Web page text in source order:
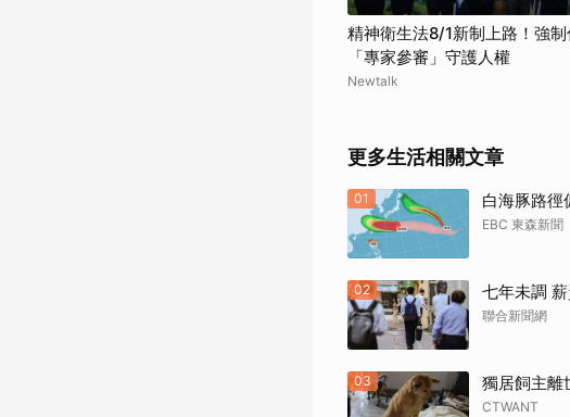
精神衛生法8/1新制上路！強
「專家參審」守護人權
Newtalk
更多生活相關文章
01 白海豚路徑
EBC 東森新聞
02 七年未調
聯合新聞網
03 獨居飼主
CTWANT